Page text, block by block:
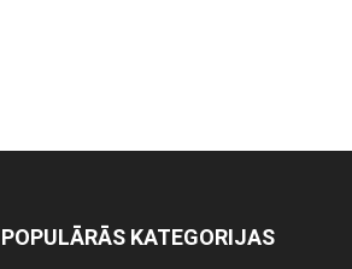
POPULĀRĀS KATEGORIJAS